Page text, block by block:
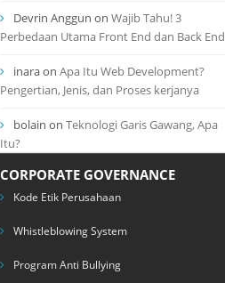
Devrin Anggun on Wajib Tahu! 3
Perbedaan Utama Front End dan Back End
inaraon Apa Itu Web Development?
Pengertian, Jenis, dan Proses kerjanya
bolain on Teknologi Garis Gawang, Apa
Itu?
CORPORATE GOVERNANCE
Kode Etik Perusahaan
Whistleblowing System
Program Anti Bullying